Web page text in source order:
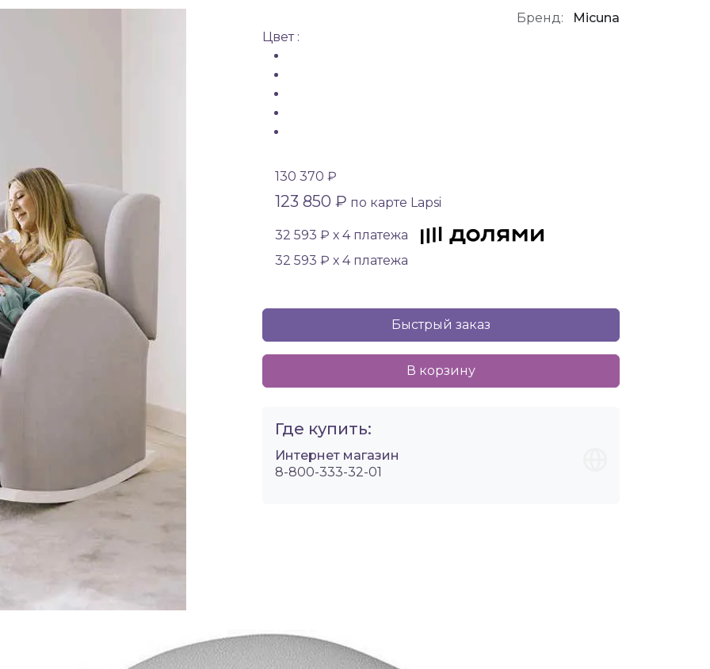
Бренд:
Micuna
Цвет :
130 370 ₽
123 850 ₽ по карте Lapsi
32 593 ₽ х 4 платежа
32 593 ₽ х 4 платежа
Быстрый заказ
В корзину
Где купить:
Интернет магазин
8-800-333-32-01